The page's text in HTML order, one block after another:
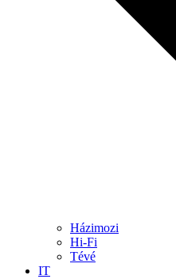
Házimozi
Hi-Fi
Tévé
IT